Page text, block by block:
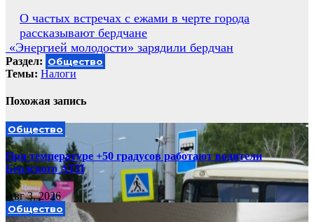
Навигация
по
записям
О частых встречах с ежами в черте города
рассказывают бердчане
«Энергией молодости» зарядили бердчан
Раздел: Общество
Темы: Налоги
Похожая запись
Общество
При температуре +50 градусов работают водители
Бердского АТП
Авг 3, 2026
Общество